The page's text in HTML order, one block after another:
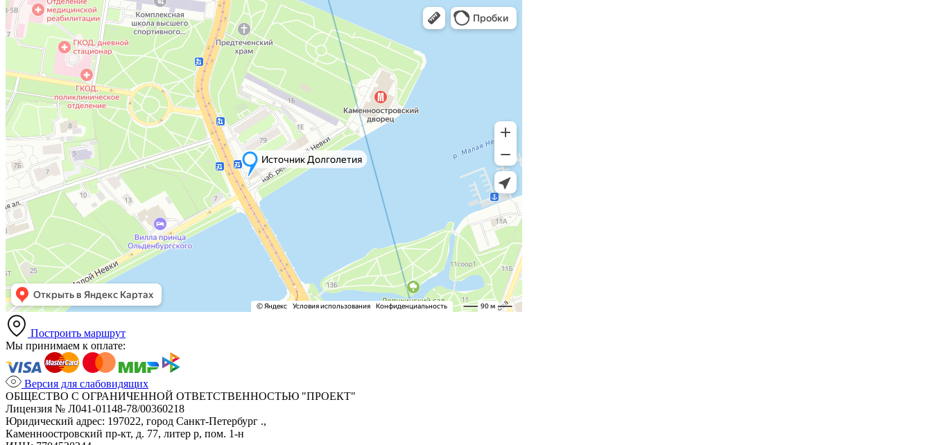
Построить маршрут
Мы принимаем к оплате:
Версия для слабовидящих
ОБЩЕСТВО С ОГРАНИЧЕННОЙ ОТВЕТСТВЕННОСТЬЮ "ПРОЕКТ"
Лицензия № Л041-01148-78/00360218
Юридический адрес: 197022, город Санкт-Петербург .,
Каменноостровский пр-кт, д. 77, литер р, пом. 1-н